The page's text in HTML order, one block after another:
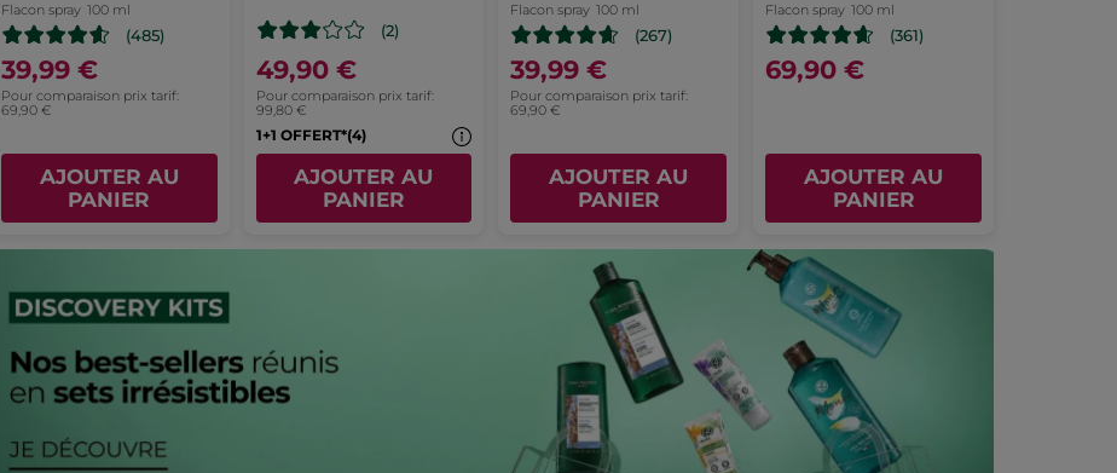
Flacon spray 100 ml
(485)
39,99 €
Pour comparaison prix tarif:
69,90 €
AJOUTER AU
PANIER
(2)
49,90 €
Pour comparaison prix tarif:
99,80 €
1+1 OFFERT*(4)
AJOUTER AU
PANIER
Flacon spray 100 ml
(267)
39,99 €
Pour comparaison prix tarif:
69,90 €
AJOUTER AU
PANIER
Flacon spray 100 ml
(361)
69,90 €
AJOUTER AU
PANIER